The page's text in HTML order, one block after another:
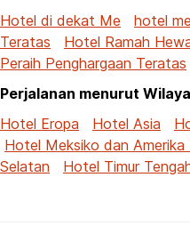
Hotel di dekat Me
hotel
Teratas
Hotel Ramah
Peraih Penghargaan Teratas
Perjalanan menurut
Hotel Eropa
Hotel Asia
Hotel Meksiko dan Amerika
Selatan
Hotel Timur